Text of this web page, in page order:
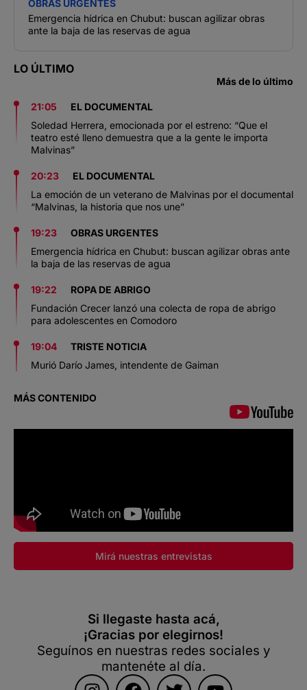
OBRAS URGENTES
Emergencia hídrica en Chubut: buscan agilizar obras
ante la baja de las reservas de agua
LO ÚLTIMO
Más de lo último
21:05
EL DOCUMENTAL
Soledad Herrera, emocionada por el estreno: “Que el
teatro esté lleno demuestra que a la gente le importa
Malvinas”
20:23
EL DOCUMENTAL
La emoción de un veterano de Malvinas por el documental
“Malvinas, la historia que nos une”
19:23
OBRAS URGENTES
Emergencia hídrica en Chubut: buscan agilizar obras ante
la baja de las reservas de agua
19:22
ROPA DE ABRIGO
Fundación Crecer lanzó una colecta de ropa de abrigo
para adolescentes en Comodoro
19:04
TRISTE NOTICIA
Murió Darío James, intendente de Gaiman
MÁS CONTENIDO
Mirá nuestras entrevistas
Si llegaste hasta acá,
¡Gracias por elegirnos!
Seguínos en nuestras redes sociales y
mantenéte al día.